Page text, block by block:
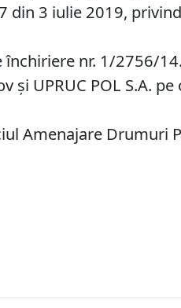
din 3 iulie 2019,
nr. 1/2756/
UPRUC POL S.A.
Amenajare Drumuri